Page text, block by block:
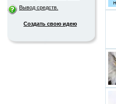
Вывод средств.
Создать свою идею